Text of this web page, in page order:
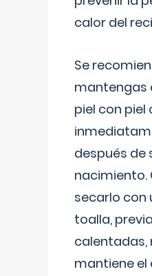
calor del
Se
mantengas
piel con piel
después de
nacimiento.
secarlo con
toalla,
calentadas,
mantiene